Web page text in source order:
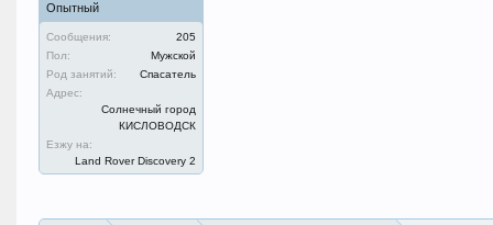
Опытный
Сообщения:
205
Пол:
Мужской
Род занятий:
Спасатель
Адрес:
Солнечный город
КИСЛОВОДСК
Езжу на:
Land Rover Discovery 2